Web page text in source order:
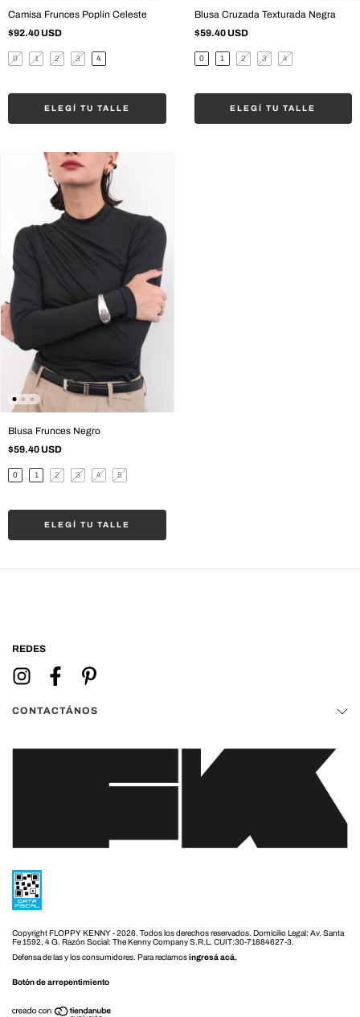
Camisa Frunces Poplín Celeste
$92.40 USD
0 1 2 3 4
ELEGÍ TU TALLE
Blusa Cruzada Texturada Negra
$59.40 USD
0 1 2 3 4
ELEGÍ TU TALLE
Blusa Frunces Negro
$59.40 USD
0 1 2 3 4 5
ELEGÍ TU TALLE
REDES
CONTACTÁNOS
Copyright FLOPPY KENNY - 2026. Todos los derechos reservados.
Defensa de las y los consumidores. Para reclamosingresá acá.
Botón de arrepentimiento